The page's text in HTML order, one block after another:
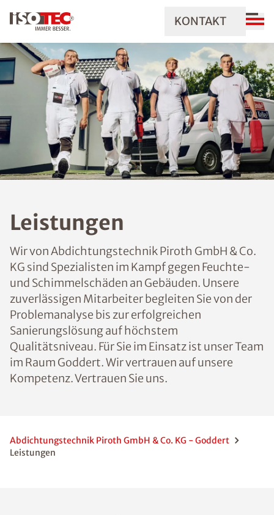
KONTAKT
Leistungen
Wir von Abdichtungstechnik Piroth GmbH & Co.
KG sind Spezialisten im Kampf gegen Feuchte-
und Schimmelschäden an Gebäuden. Unsere
zuverlässigen Mitarbeiter begleiten Sie von der
Problemanalyse bis zur erfolgreichen
Sanierungslösung auf höchstem
Qualitätsniveau. Für Sie im Einsatz ist unser Team
im Raum Goddert. Wir vertrauen auf unsere
Kompetenz. Vertrauen Sie uns.
Abdichtungstechnik Piroth GmbH & Co. KG - Goddert
Leistungen